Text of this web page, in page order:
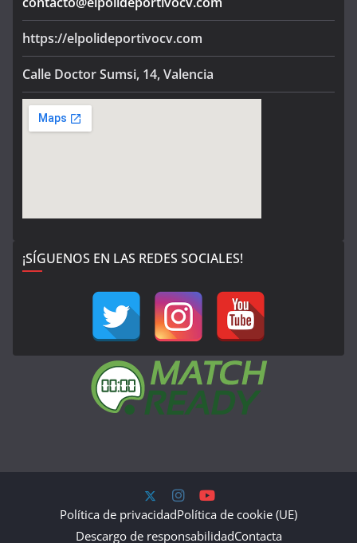
https://elpolideportivocv.com
Calle Doctor Sumsi, 14, Valencia
¡SÍGUENOS EN LAS REDES SOCIALES!
Política de privacidadPolítica de cookie (UE)
Descargo de responsabilidadContacta